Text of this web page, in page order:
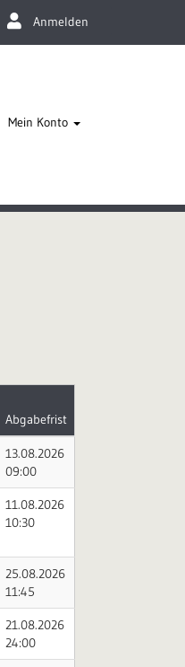
Anmelden
Mein Konto
Abgabefrist
13.08.2026
09:00
11.08.2026
10:30
25.08.2026
11:45
21.08.2026
24:00